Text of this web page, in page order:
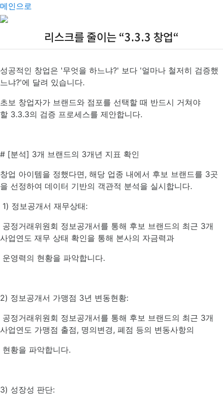
메인으로
리스크를 줄이는 “3.3.3 창업“
성공적인 창업은 '무엇을 하느냐?' 보다 '얼마나 철저히 검증했
느냐?'에 달려 있습니다.
초보 창업자가 브랜드와 점포를 선택할 때 반드시 거쳐야
할 3.3.3의 검증 프로세스를 제안합니다.
# [분석] 3개 브랜드의 3개년 지표 확인
창업 아이템을 정했다면, 해당 업종 내에서 후보 브랜드를 3곳
을 선정하여 데이터 기반의 객관적 분석을 실시합니다.
1) 정보공개서 재무상태:
공정거래위원회 정보공개서를 통해 후보 브랜드의 최근 3개
사업연도 재무 상태 확인을 통해 본사의 자금력과
운영력의 현황을 파악합니다.
2) 정보공개서 가맹점 3년 변동현황:
공정거래위원회 정보공개서를 통해 후보 브랜드의 최근 3개
사업연도 가맹점 출점, 명의변경, 폐점 등의 변동사항의
현황을 파악합니다.
3) 성장성 판단: